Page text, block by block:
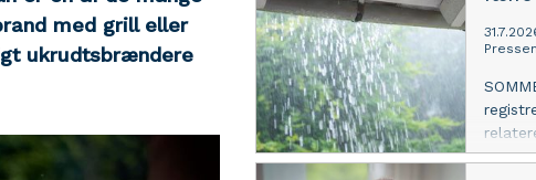
med grill eller
ukrudtsbrændere
– det